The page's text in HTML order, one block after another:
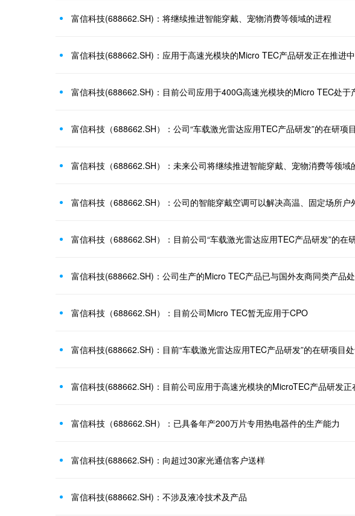
富信科技(688662.SH)：将继续推进智能穿戴、宠物消费等领域的进程
富信科技(688662.SH)：应用于高速光模块的Micro TEC产品研发正在推进中
富信科技（688662.SH）：目前公司Micro TEC暂无应用于CPO
富信科技（688662.SH）：已具备年产200万片专用热电器件的生产能力
富信科技(688662.SH)：向超过30家光通信客户送样
富信科技(688662.SH)：不涉及液冷技术及产品